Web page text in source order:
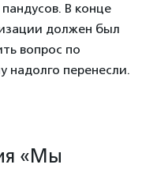
В конце
должен был
вопрос по
надолго перенесли.
«Мы